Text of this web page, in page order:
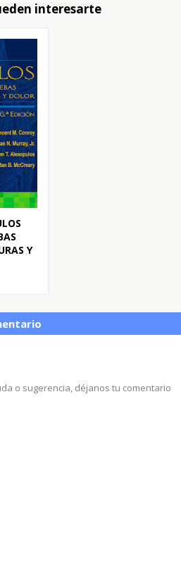
interesarte
Y
o sugerencia, déjanos tu comentario